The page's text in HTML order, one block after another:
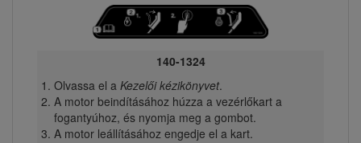
140-1324
Olvassa el a Kezelői kézikönyvet.
A motor beindításához húzza a vezérlőkart a
fogantyúhoz, és nyomja meg a gombot.
A motor leállításához engedje el a kart.